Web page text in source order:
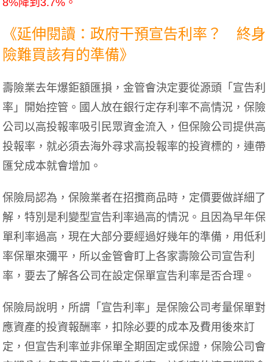
《延伸閱讀：政府干預宣告利率？ 終身
險難買該有的準備》
壽險業去年爆鉅額匯損，金管會決定要從源頭「宣告利
率」開始控管。國人放在銀行定存利率不高情況，保險
公司以高投報率吸引民眾資金流入，但保險公司提供高
投報率，就必須去海外尋求高投報率的投資標的，連帶
匯兌成本就會增加。
保險局認為，保險業者在招攬商品時，定價要做詳細了
解，特別是利變型宣告利率過高的情況。且因為早年保
單利率過高，現在大部分要經過好幾年的準備，用低利
率保單來彌平，所以金管會盯上各家壽險公司宣告利
率，要去了解各公司在設定保單宣告利率是否合理。
保險局說明，所謂「宣告利率」是保險公司考量保單對
應資產的投資報酬率，扣除必要的成本及費用後來訂
定，但宣告利率並非保單全期固定或保證，保險公司會